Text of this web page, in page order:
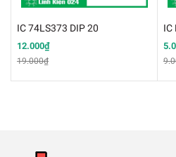
✔️ Điện áp đầu ra mức cao :
✔️Điện áp đầu ra mức thấp
IC 74LS373 DIP 20
12.000₫
19.000₫
IC